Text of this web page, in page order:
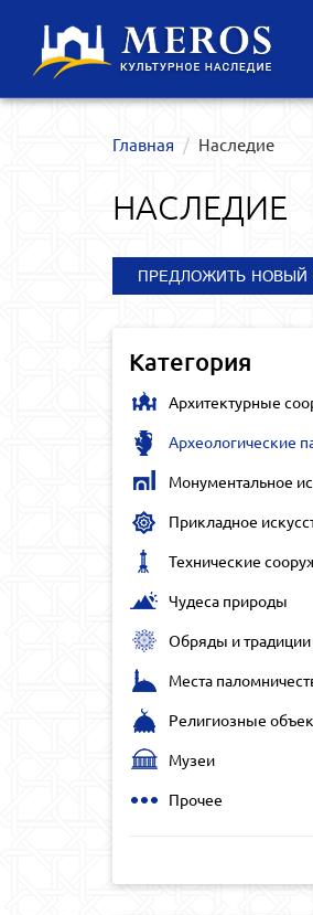
Главная Наследие
НАСЛЕДИЕ
ПРЕДЛОЖИТЬ НОВЫЙ
Категория
Архитектурные
Археологические
Монументальное
Прикладное
Технические
Чудеса природы
Обряды и традиции
Места
Религиозные
Музеи
Прочее